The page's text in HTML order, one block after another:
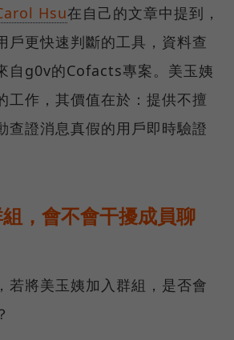
Hsu在自己的文章中提到，
戶更快速判斷的工具，資料查
自g0v的Cofacts專案。美玉姨
工作，其價值在於：提供不擅
查證消息真假的用戶即時驗證
，會不會干擾成員聊
若將美玉姨加入群組，是否會